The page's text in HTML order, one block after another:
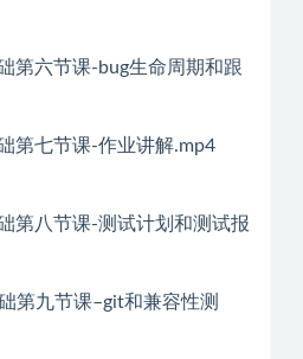
第六节课-bug生命周期和跟
第七节课-作业讲解.mp4
第八节课-测试计划和测试报
第九节课–git和兼容性测